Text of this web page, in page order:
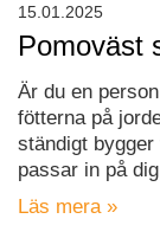
Pomoväst
Är du en
fötterna på
ständigt
passar in på
Läs mera »
15.01.2025